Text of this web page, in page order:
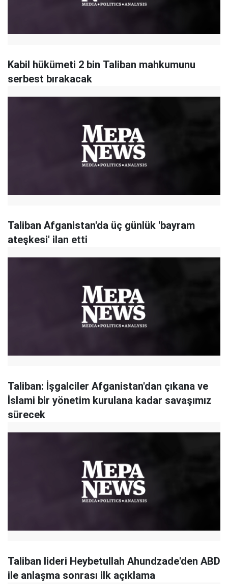
Kabil hükümeti 2 bin Taliban mahkumunu
serbest bırakacak
Taliban Afganistan'da üç günlük 'bayram
ateşkesi' ilan etti
Taliban: İşgalciler Afganistan'dan çıkana ve
İslami bir yönetim kurulana kadar savaşımız
sürecek
Taliban lideri Heybetullah Ahundzade'den ABD
ile anlaşma sonrası ilk açıklama